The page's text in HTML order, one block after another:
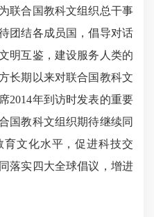
合国教科文组织总干事
团结各成员国，倡导对话
明互鉴，建设服务人类的
长期以来对联合国教科文
2014年到访时发表的重要
国教科文组织期待继续同
文化水平，促进科技交
落实四大全球倡议，增进